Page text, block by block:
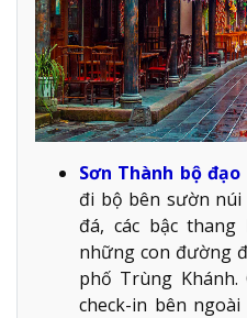
Sơn Thành bộ đạo
đi bộ bên sườn núi
đá, các bậc
những con đường
phố Trùng Khánh.
check-in bên